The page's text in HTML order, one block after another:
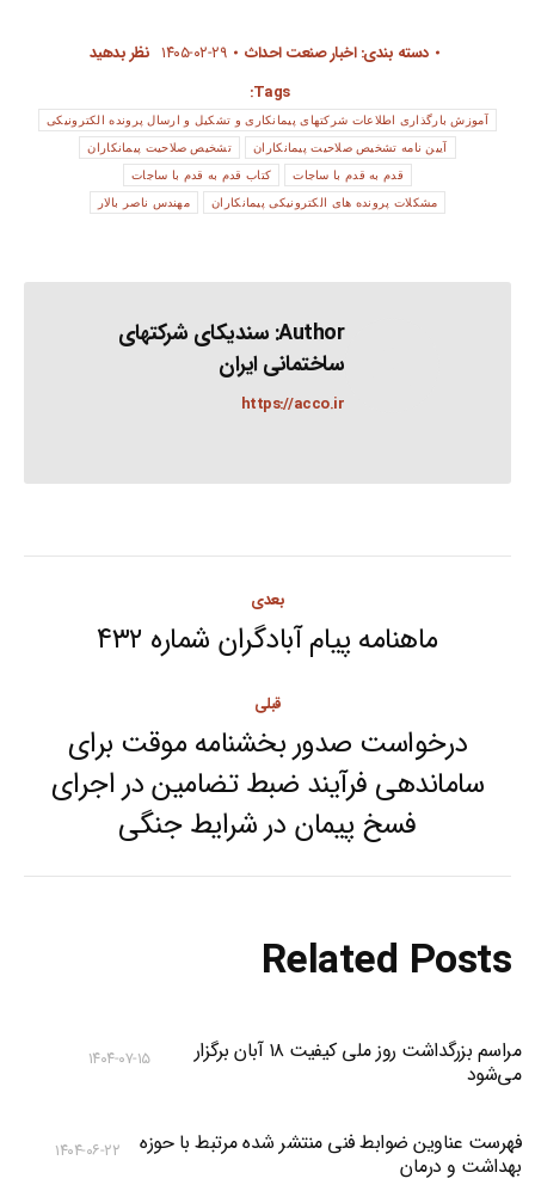
دسته بندی:اخبار صنعت احداث ۱۴۰۵-۰۲-۲۹ نظر بدهید
Tags:
آموزش بارگذاری اطلاعات شرکتهای پیمانکاری و تشکیل و ارسال پرونده الکترونیکی
آیین نامه تشخیص صلاحیت پیمانکاران تشخیص صلاحیت پیمانکاران
قدم به قدم با ساجات کتاب قدم به قدم با ساجات
مشکلات پرونده های الکترونیکی پیمانکاران مهندس ناصر بالار
Author: سندیکای شرکتهای
ساختمانی ایران
https://acco.ir
navigation
قبلی
Previous
post:
درخواست صدور بخشنامه موقت برای
ساماندهی فرآیند ضبط تضامین در اجرای
فسخ پیمان در شرایط جنگی
بعدی
Next
ماهنامه پیام آبادگران شماره ۴۳۲
Related Posts
مراسم بزرگداشت روز ملی کیفیت ۱۸ آبان برگزار
می‌شود
۱۴۰۴-۰۷-۱۵
فهرست عناوین ضوابط فنی منتشر شده مرتبط با حوزه
بهداشت و درمان
۱۴۰۴-۰۶-۲۲